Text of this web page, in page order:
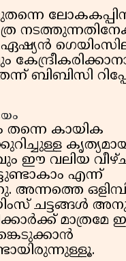
ഏഷ്യൻ
ബിബിസി
കായിക
ഈ വലിയ
എന്ന്
അന്നത്തെ
ചട്ടങ്ങൾ
മാത്രമേ